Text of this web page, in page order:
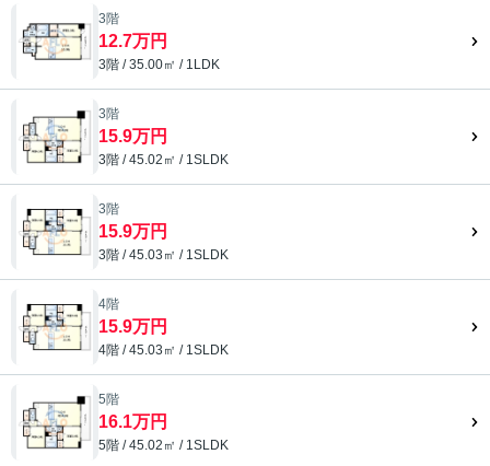
3階
12.7万円
3階 / 35.00㎡ / 1LDK
3階
15.9万円
3階 / 45.02㎡ / 1SLDK
3階
15.9万円
3階 / 45.03㎡ / 1SLDK
4階
15.9万円
4階 / 45.03㎡ / 1SLDK
5階
16.1万円
5階 / 45.02㎡ / 1SLDK